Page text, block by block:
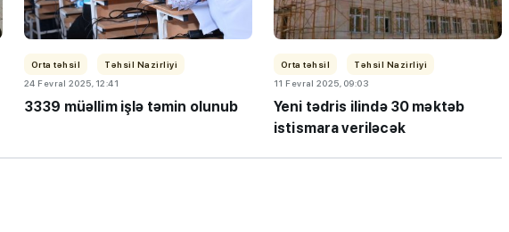
Orta təhsil
Təhsil Nazirliyi
24 Fevral 2025, 12:41
3339 müəllim işlə təmin olunub
Orta təhsil
Təhsil Nazirliyi
11 Fevral 2025, 09:03
Yeni tədris ilində 30 məktəb
istismara veriləcək